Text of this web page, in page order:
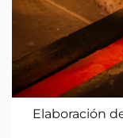
Elaboración